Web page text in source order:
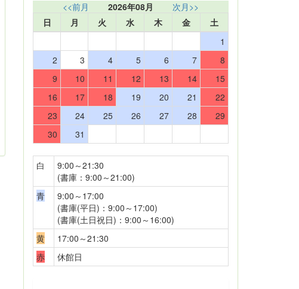
<<前月 2026年08月
次月>>
日
月 火 水 木 金
土
1
2
3 4 5 6 7
8
9
10 11 12 13 14
15
16
17 18 19 20 21
22
23
24 25 26 27 28
29
30
31
白
9:00～21:30
(書庫：9:00～21:00)
青
9:00～17:00
(書庫(平日)：9:00～17:00)
(書庫(土日祝日)：9:00～16:00)
黄
17:00～21:30
赤
休館日